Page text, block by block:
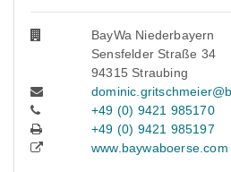
BayWa Niederbayern
Sensfelder Straße 34
94315 Straubing
+49 (0) 9421 985170
+49 (0) 9421 985197
www.baywaboerse.com